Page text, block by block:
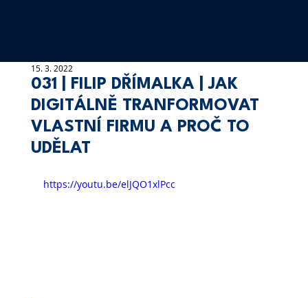
031 | FILIP DŘÍMALKA | JAK
DIGITÁLNĚ TRANFORMOVAT
VLASTNÍ FIRMU A PROČ TO
UDĚLAT
15. 3. 2022
https://youtu.be/elJQO1xlPcc